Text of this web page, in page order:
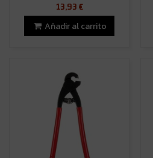
13,93 €
Añadir al carrito